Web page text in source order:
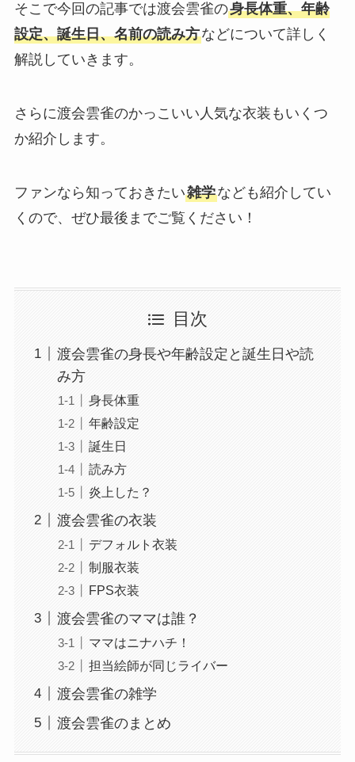
そこで今回の記事では渡会雲雀の身長体重、年齢
設定、誕生日、名前の読み方などについて詳しく
解説していきます。
さらに渡会雲雀のかっこいい人気な衣装もいくつ
か紹介します。
ファンなら知っておきたい雑学なども紹介してい
くので、ぜひ最後までご覧ください！
目次
渡会雲雀の身長や年齢設定と誕生日や読
み方
身長体重
年齢設定
誕生日
読み方
炎上した？
渡会雲雀の衣装
デフォルト衣装
制服衣装
FPS衣装
渡会雲雀のママは誰？
ママはニナハチ！
担当絵師が同じライバー
渡会雲雀の雑学
渡会雲雀のまとめ